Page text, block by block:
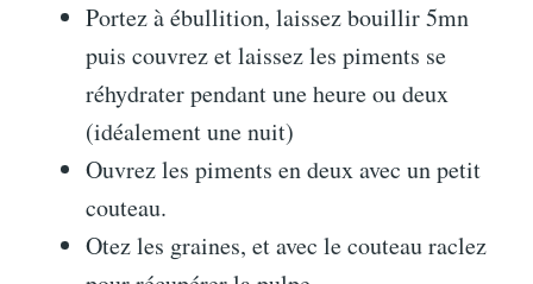
Portez à ébullition, laissez bouillir 5mn
puis couvrez et laissez les piments se
réhydrater pendant une heure ou deux
(idéalement une nuit)
Ouvrez les piments en deux avec un petit
couteau.
Otez les graines, et avec le couteau raclez